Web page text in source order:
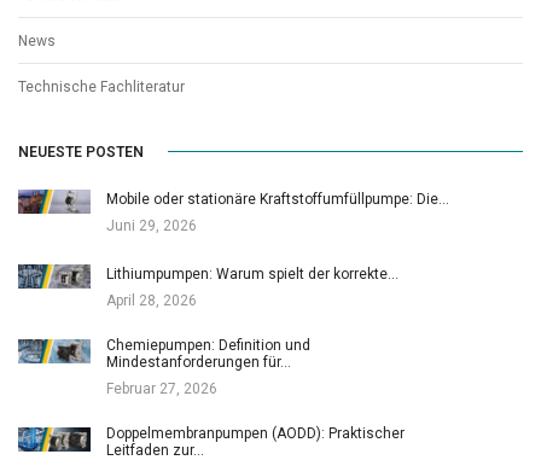
News
Technische Fachliteratur
NEUESTE POSTEN
Mobile oder stationäre Kraftstoffumfüllpumpe: Die…
Juni 29, 2026
Lithiumpumpen: Warum spielt der korrekte…
April 28, 2026
Chemiepumpen: Definition und
Mindestanforderungen für…
Februar 27, 2026
Doppelmembranpumpen (AODD): Praktischer
Leitfaden zur…